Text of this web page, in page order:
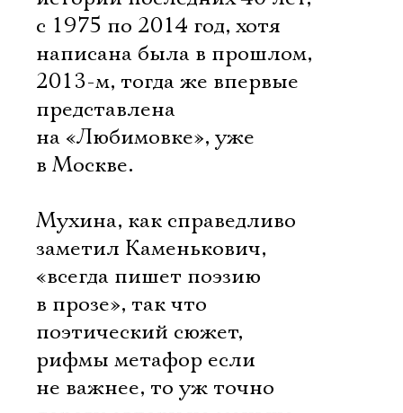
с 1975 по 2014 год, хотя
написана была в прошлом,
2013-м, тогда же впервые
представлена
на «Любимовке», уже
в Москве.
Мухина, как справедливо
заметил Каменькович,
«всегда пишет поэзию
в прозе», так что
поэтический сюжет,
рифмы метафор если
не важнее, то уж точно